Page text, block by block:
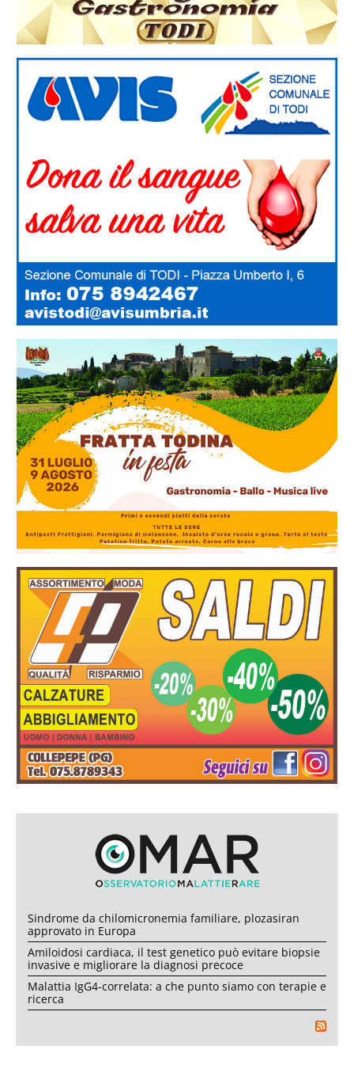
Sindrome da chilomicronemia familiare, plozasiran
approvato in Europa
Amiloidosi cardiaca, il test genetico può evitare biopsie
invasive e migliorare la diagnosi precoce
Malattia IgG4-correlata: a che punto siamo con terapie e
ricerca